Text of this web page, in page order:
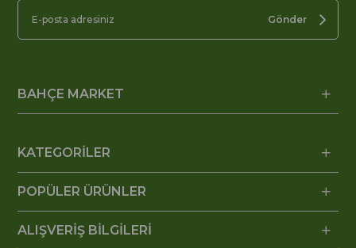
Gönder
BAHÇE MARKET
KATEGORİLER
POPÜLER ÜRÜNLER
ALIŞVERİŞ BİLGİLERİ